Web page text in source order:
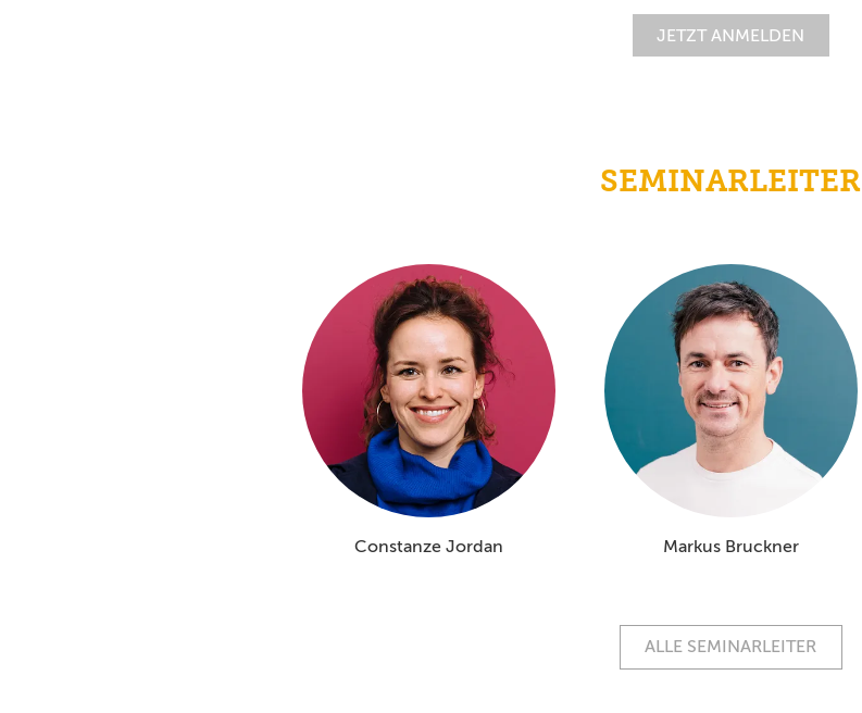
JETZT ANMELDEN
SEMINARLEITER
Constanze Jordan Markus Bruckner
ALLE SEMINARLEITER